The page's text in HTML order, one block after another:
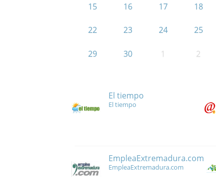
15 16 17 18
22 23 24 25
29 30 1 2
El tiempo
El tiempo
EmpleaExtremadura.com
EmpleaExtremadura.com